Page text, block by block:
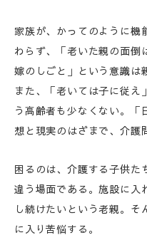
家族が、かってのように機
わらず、「老いた親の面倒
嫁のしごと」という意識
また、「老いては子に従え
う高齢者も少なくない。「
想と現実のはざまで、介護
困るのは、介護する子供た
違う場面である。施設に入
し続けたいという老親。
に入り苦悩する。